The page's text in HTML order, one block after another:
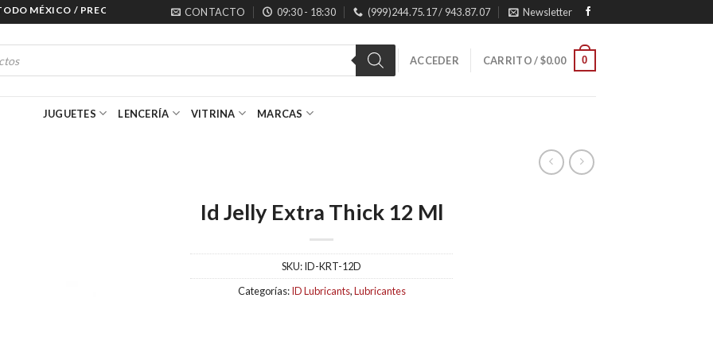
MÉXICO / PRECIOS ESPECIALES PARA MAYORISTAS
CONTACTO 09:30 - 18:30 (999)244.75.17 / 943.87.07 Newsletter
ACCEDER CARRITO /$0.00 0
JUGUETES LENCERÍA VITRINA MARCAS
Id Jelly Extra Thick 12 Ml
SKU:ID-KRT-12D
Categorías:ID Lubricants,Lubricantes